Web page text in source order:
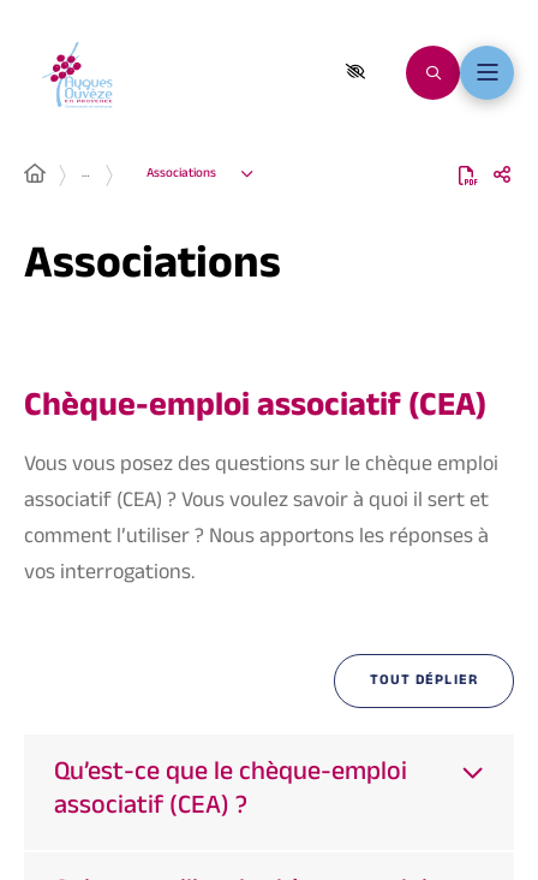
… Associations
Associations
Chèque-emploi associatif (CEA)
Vous vous posez des questions sur le chèque emploi
associatif (CEA) ? Vous voulez savoir à quoi il sert et
comment l’utiliser ? Nous apportons les réponses à
vos interrogations.
TOUT DÉPLIER
Qu’est-ce que le chèque-emploi
associatif (CEA) ?